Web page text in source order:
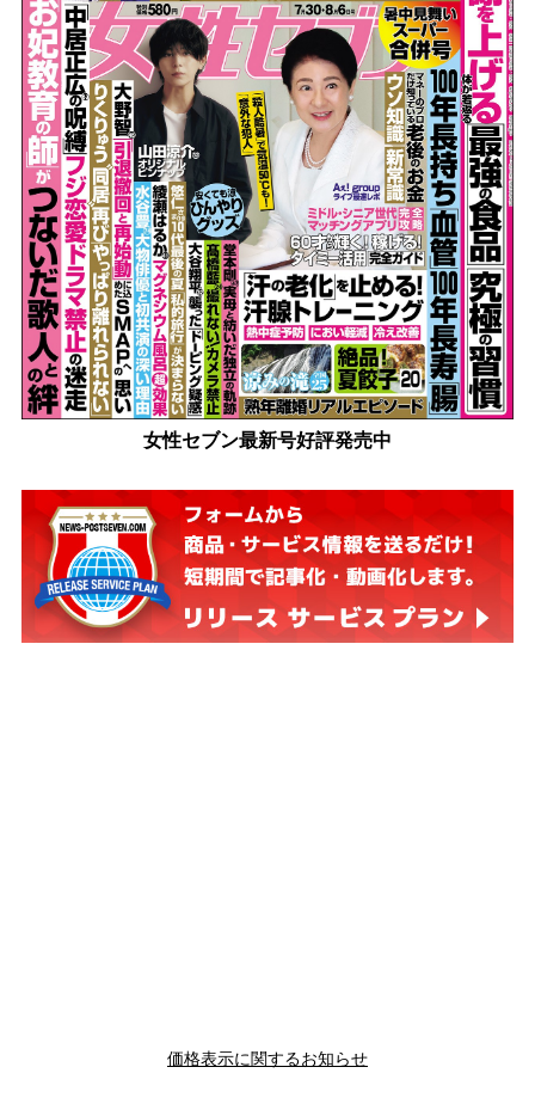
女性セブン最新号好評発売中
価格表示に関するお知らせ